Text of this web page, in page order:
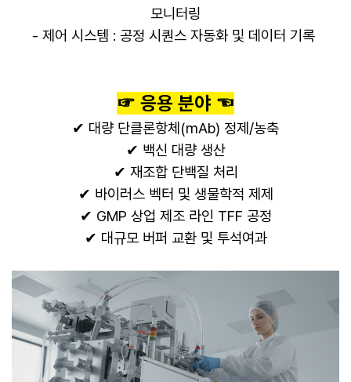
모니터링
- 제어 시스템 : 공정 시퀀스 자동화 및 데이터 기록
☞ 응용 분야 ☜
✔ 대량 단클론항체(mAb) 정제/농축
✔ 백신 대량 생산
✔ 재조합 단백질 처리
✔ 바이러스 벡터 및 생물학적 제제
✔ GMP 상업 제조 라인 TFF 공정
✔ 대규모 버퍼 교환 및 투석여과